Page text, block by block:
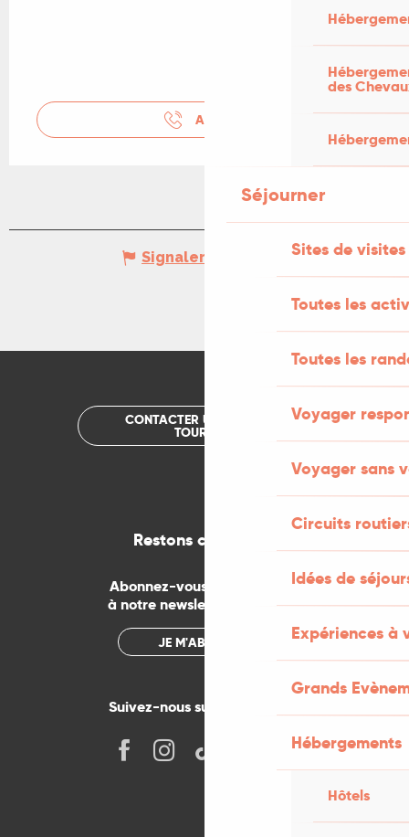
des
Séjourner
Sites de visites
Toutes les
Toutes les
Voyager
Voyager sans
Circuits
Idées de
Expériences à
Grands
Hébergements
Hôtels
APPELER
Signaler une erreur
CONTACTER UN OFFICE DE
TOURISME
Restons connectés
Abonnez-vous gratuitement
à notre newsletter mensuelle
JE M'ABONNE
Suivez-nous sur les réseaux !